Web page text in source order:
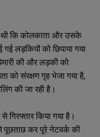
थी कि कोलकाता और उसके
लड़कियों को छिपाया गया
की और लड़की को
को संरक्षण गृह भेजा गया है,
की जा रही है।
गिरफ्तार किया गया है।
पूछताछ कर पूरे नेटवर्क की